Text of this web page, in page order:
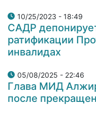
10/25/2023 - 18:49
САДР
ратификации
инвалидах
05/08/2025 - 22:46
Глава МИД
после